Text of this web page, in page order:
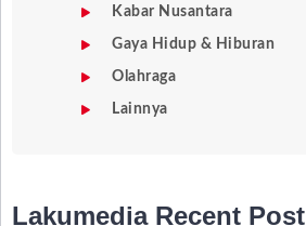
Kabar Nusantara
Gaya Hidup & Hiburan
Olahraga
Lainnya
Lakumedia Recent Post